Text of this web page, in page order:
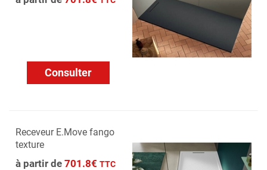
Consulter
Receveur E.Move fango
texture
à partir de 701.8€ TTC